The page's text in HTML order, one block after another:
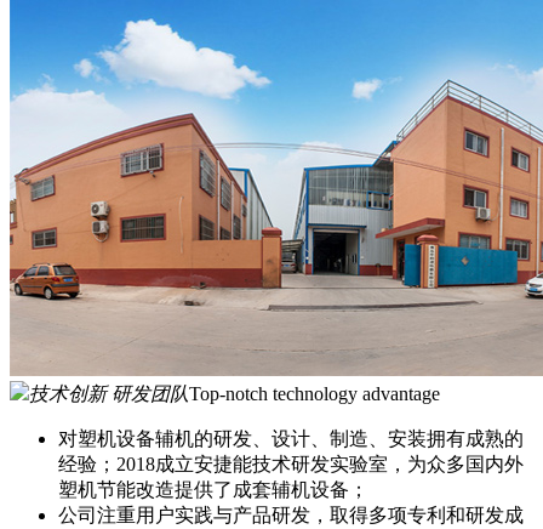
技术创新 研发团队Top-notch technology advantage
对塑机设备辅机的研发、设计、制造、安装拥有成熟的
经验；2018成立安捷能技术研发实验室，为众多国内外
塑机节能改造提供了成套辅机设备；
公司注重用户实践与产品研发，取得多项专利和研发成